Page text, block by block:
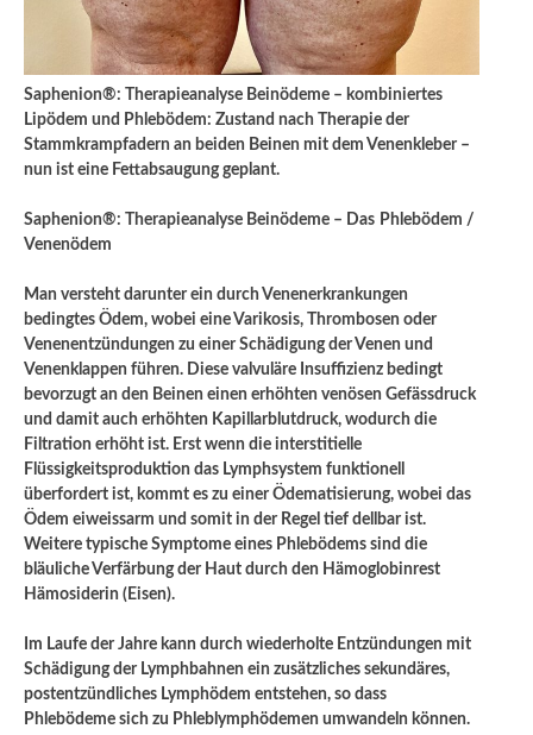
Saphenion®: Therapieanalyse Beinödeme – kombiniertes
Lipödem und Phlebödem: Zustand nach Therapie der
Stammkrampfadern an beiden Beinen mit dem Venenkleber –
nun ist eine Fettabsaugung geplant.
Saphenion®: Therapieanalyse Beinödeme – Das Phlebödem /
Venenödem
Man versteht darunter ein durch Venenerkrankungen
bedingtes Ödem, wobei eine Varikosis, Thrombosen oder
Venenentzündungen zu einer Schädigung der Venen und
Venenklappen führen. Diese valvuläre Insuffizienz bedingt
bevorzugt an den Beinen einen erhöhten venösen Gefässdruck
und damit auch erhöhten Kapillarblutdruck, wodurch die
Filtration erhöht ist. Erst wenn die interstitielle
Flüssigkeitsproduktion das Lymphsystem funktionell
überfordert ist, kommt es zu einer Ödematisierung, wobei das
Ödem eiweissarm und somit in der Regel tief dellbar ist.
Weitere typische Symptome eines Phlebödems sind die
bläuliche Verfärbung der Haut durch den Hämoglobinrest
Hämosiderin (Eisen).
Im Laufe der Jahre kann durch wiederholte Entzündungen mit
Schädigung der Lymphbahnen ein zusätzliches sekundäres,
postentzündliches Lymphödem entstehen, so dass
Phlebödeme sich zu Phleblymphödemen umwandeln können.